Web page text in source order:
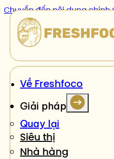
Chuyển đến nội dung chính
Về Freshfoco
Giải pháp
Quay lại
Siêu thị
Nhà hàng
Sản phẩm/Bầu bí nhồi tôm thịt